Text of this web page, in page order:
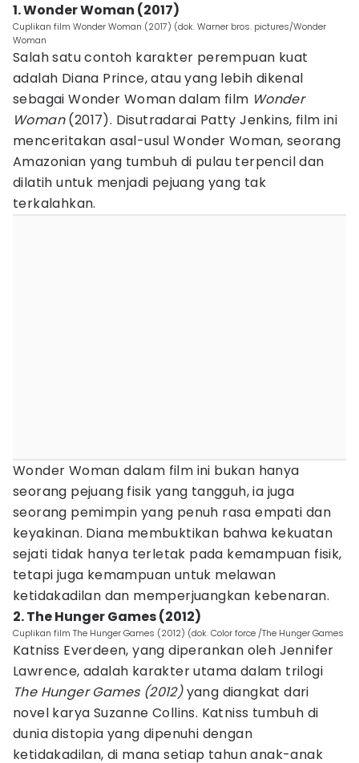
1. Wonder Woman (2017)
Cuplikan film Wonder Woman (2017) (dok. Warner bros. pictures/Wonder
Woman
Salah satu contoh karakter perempuan kuat
adalah Diana Prince, atau yang lebih dikenal
sebagai Wonder Woman dalam film Wonder
Woman(2017). Disutradarai Patty Jenkins, film ini
menceritakan asal-usul Wonder Woman, seorang
Amazonian yang tumbuh di pulau terpencil dan
dilatih untuk menjadi pejuang yang tak
terkalahkan.
Wonder Woman dalam film ini bukan hanya
seorang pejuang fisik yang tangguh, ia juga
seorang pemimpin yang penuh rasa empati dan
keyakinan. Diana membuktikan bahwa kekuatan
sejati tidak hanya terletak pada kemampuan fisik,
tetapi juga kemampuan untuk melawan
ketidakadilan dan memperjuangkan kebenaran.
2. The Hunger Games (2012)
Cuplikan film The Hunger Games (2012) (dok. Color force /The Hunger Games
Katniss Everdeen, yang diperankan oleh Jennifer
Lawrence, adalah karakter utama dalam trilogi
The Hunger Games (2012)yang diangkat dari
novel karya Suzanne Collins. Katniss tumbuh di
dunia distopia yang dipenuhi dengan
ketidakadilan, di mana setiap tahun anak-anak